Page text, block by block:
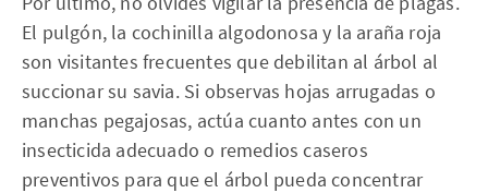
El pulgón, la cochinilla algodonosa y la araña roja
son visitantes frecuentes que debilitan al árbol al
succionar su savia. Si observas hojas arrugadas o
manchas pegajosas, actúa cuanto antes con un
insecticida adecuado o remedios caseros
preventivos para que el árbol pueda concentrar